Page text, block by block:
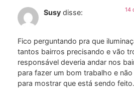
Susy disse: 14
Fico perguntando pra que
tantos bairros precisando e vão
responsável deveria andar nos
para fazer um bom trabalho e
para mostrar que está sendo feito.